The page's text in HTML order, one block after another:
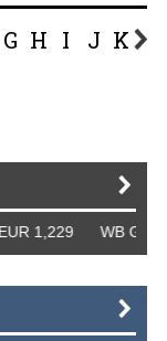
G H I J K L
WB GBP